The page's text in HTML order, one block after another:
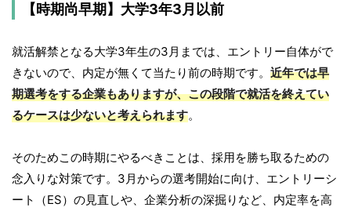
【時期尚早期】大学3年3月以前
就活解禁となる大学3年生の3月までは、エントリー自体がで
きないので、内定が無くて当たり前の時期です。 近年では早
期選考をする企業もありますが、この段階で就活を終えてい
るケースは少ないと考えられます。
そのためこの時期にやるべきことは、採用を勝ち取るための
念入りな対策です。3月からの選考開始に向け、エントリーシ
ート（ES）の見直しや、企業分析の深掘りなど、内定率を高